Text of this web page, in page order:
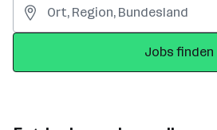
Jobs finden